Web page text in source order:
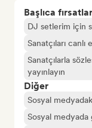
Başlıca fırsatlar
DJ setlerim için
Sanatçıları
Sanatçılarla
yayınlayın
Diğer
Sosyal
Sosyal